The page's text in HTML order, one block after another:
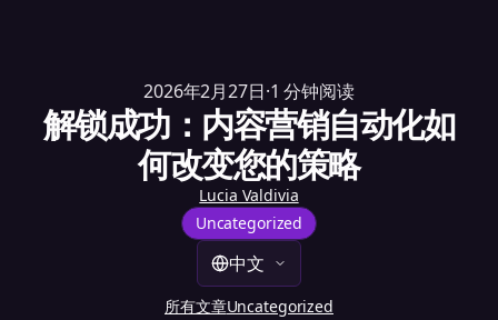
2026年2月27日·1 分钟阅读
解锁成功：内容营销自动化如
何改变您的策略
Lucia Valdivia
Uncategorized
中文
所有文章Uncategorized